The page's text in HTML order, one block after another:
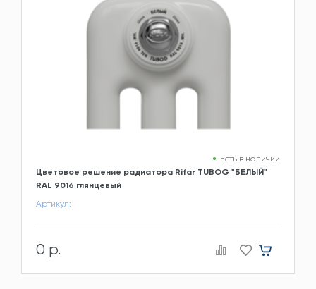
Есть в наличии
Цветовое решение радиатора Rifar TUBOG "БЕЛЫЙ"
RAL 9016 глянцевый
Артикул:
0 р.